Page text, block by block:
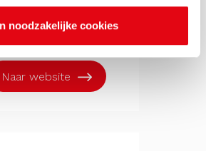
noodzakelijke cookies
overlast bij de
(24/7 bereikbaar)
Naar website